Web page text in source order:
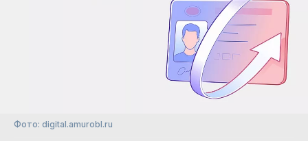
Фото: digital.amurobl.ru